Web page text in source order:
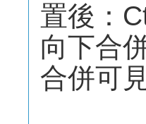
置後：
向下合
合併可